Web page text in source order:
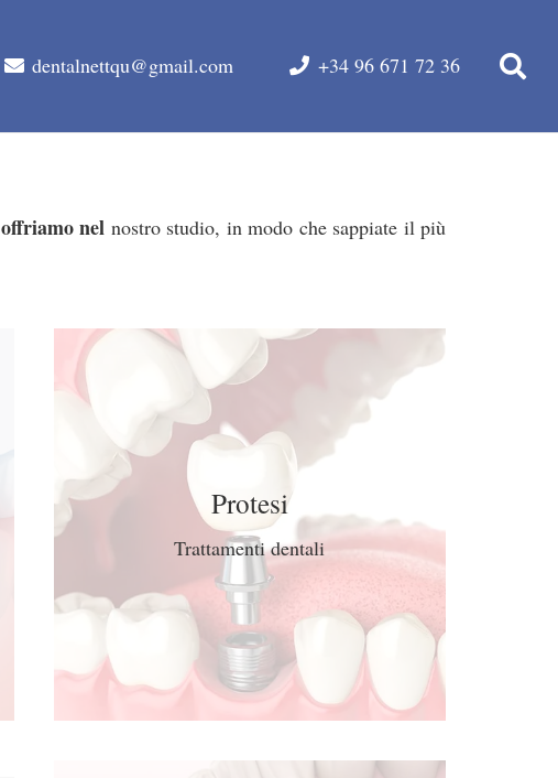
dentalnettqu@gmail.com +34 96 671 72 36
offriamonel nostro studio, in modo che sappiate il più
Protesi
Trattamenti dentali